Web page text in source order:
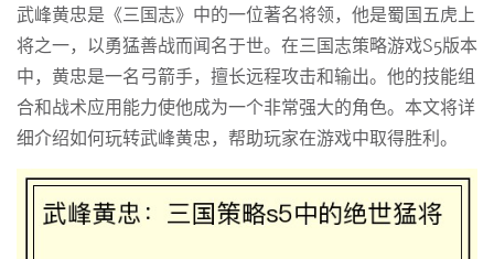
武峰黄忠是《三国志》中的一位著名将领，他是蜀国五虎上
将之一，以勇猛善战而闻名于世。在三国志策略游戏S5版本
中，黄忠是一名弓箭手，擅长远程攻击和输出。他的技能组
合和战术应用能力使他成为一个非常强大的角色。本文将详
细介绍如何玩转武峰黄忠，帮助玩家在游戏中取得胜利。